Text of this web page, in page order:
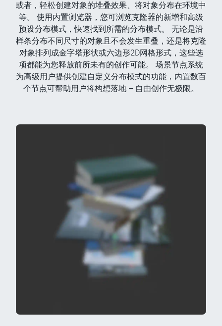
或者，轻松创建对象的堆叠效果、将对象分布在环境中
等。 使用内置浏览器，您可浏览克隆器的新增和高级
预设分布模式，快速找到所需的分布模式。 无论是沿
样条分布不同尺寸的对象且不会发生重叠，还是将克隆
对象排列成金字塔形状或六边形2D网格形式，这些选
项都能为您释放前所未有的创作可能。 场景节点系统
为高级用户提供创建自定义分布模式的功能，内置数百
个节点可帮助用户将构想落地 – 自由创作无极限。